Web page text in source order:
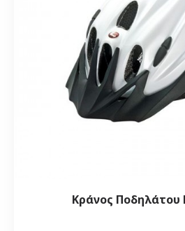
Κράνος Ποδηλάτου